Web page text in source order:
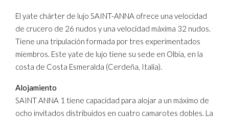
El yate chárter de lujo SAINT-ANNA ofrece una velocidad
de crucero de 26 nudos y una velocidad máxima 32 nudos.
Tiene una tripulación formada por tres experimentados
miembros. Este yate de lujo tiene su sede en Olbia, en la
costa de Costa Esmeralda (Cerdeña, Italia).
Alojamiento
SAINT ANNA 1 tiene capacidad para alojar a un máximo de
ocho invitados distribuidos en cuatro camarotes dobles. La